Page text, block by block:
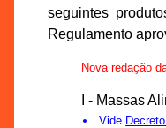
seguintes
Regulamento
Nova redação
I - Massas
Vide